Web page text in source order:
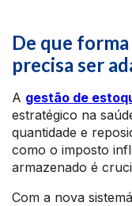
De que
precisa ser
A gestão de
estratégico na
quantidade e
como o imposto
armazenado é
Com a nova